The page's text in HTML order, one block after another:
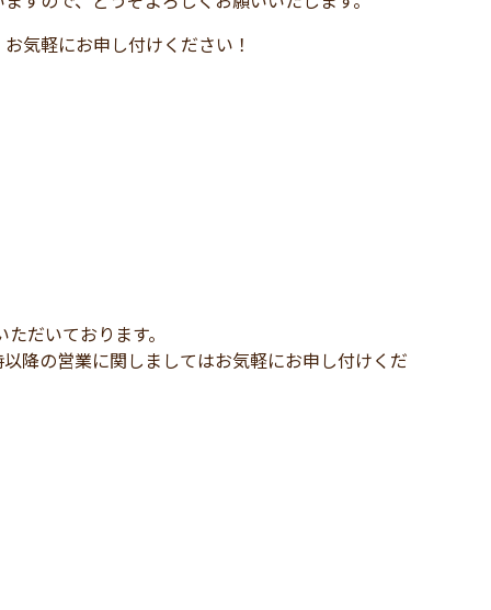
気軽にお申し付けください！
だいております。
降の営業に関しましてはお気軽にお申し付けくだ